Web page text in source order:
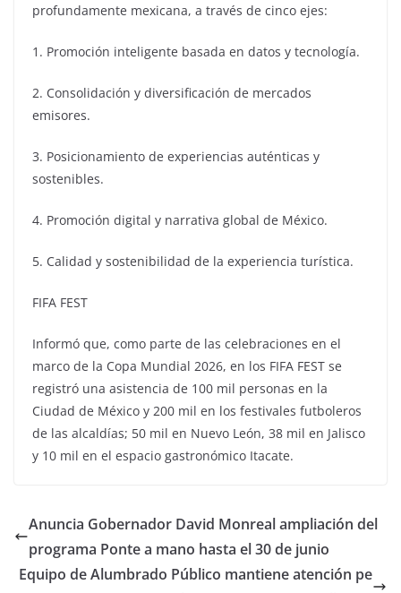
profundamente mexicana, a través de cinco ejes:
1. Promoción inteligente basada en datos y tecnología.
2. Consolidación y diversificación de mercados
emisores.
3. Posicionamiento de experiencias auténticas y
sostenibles.
4. Promoción digital y narrativa global de México.
5. Calidad y sostenibilidad de la experiencia turística.
FIFA FEST
Informó que, como parte de las celebraciones en el
marco de la Copa Mundial 2026, en los FIFA FEST se
registró una asistencia de 100 mil personas en la
Ciudad de México y 200 mil en los festivales futboleros
de las alcaldías; 50 mil en Nuevo León, 38 mil en Jalisco
y 10 mil en el espacio gastronómico Itacate.
Anuncia Gobernador David Monreal ampliación del
programa Ponte a mano hasta el 30 de junio
Equipo de Alumbrado Público mantiene atención pe